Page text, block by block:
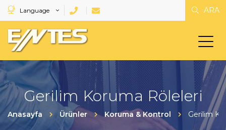
Language ARA
Gerilim Koruma Röleleri
Anasayfa Ürünler Koruma & Kontrol Gerilim